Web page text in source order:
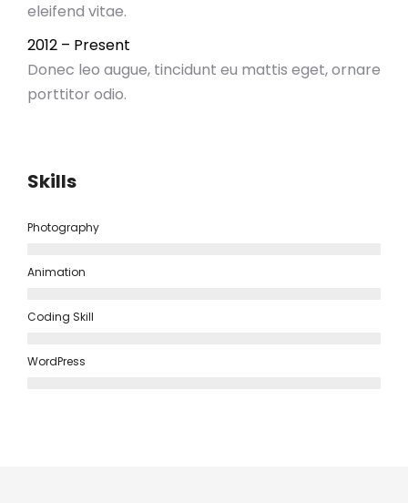
eleifend vitae.
2012 – Present
Donec leo augue, tincidunt eu mattis eget, ornare
porttitor odio.
Skills
Photography
Animation
Coding Skill
WordPress